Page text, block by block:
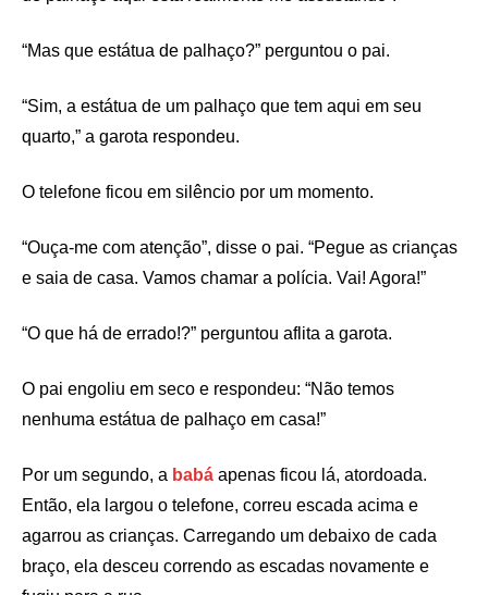
“Mas que estátua de palhaço?” perguntou o pai.
“Sim, a estátua de um palhaço que tem aqui em seu
quarto,” a garota respondeu.
O telefone ficou em silêncio por um momento.
“Ouça-me com atenção”, disse o pai. “Pegue as crianças
e saia de casa. Vamos chamar a polícia. Vai! Agora!”
“O que há de errado!?” perguntou aflita a garota.
O pai engoliu em seco e respondeu: “Não temos
nenhuma estátua de palhaço em casa!”
Por um segundo, a babá apenas ficou lá, atordoada.
Então, ela largou o telefone, correu escada acima e
agarrou as crianças. Carregando um debaixo de cada
braço, ela desceu correndo as escadas novamente e